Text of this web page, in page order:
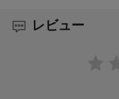
レビュー